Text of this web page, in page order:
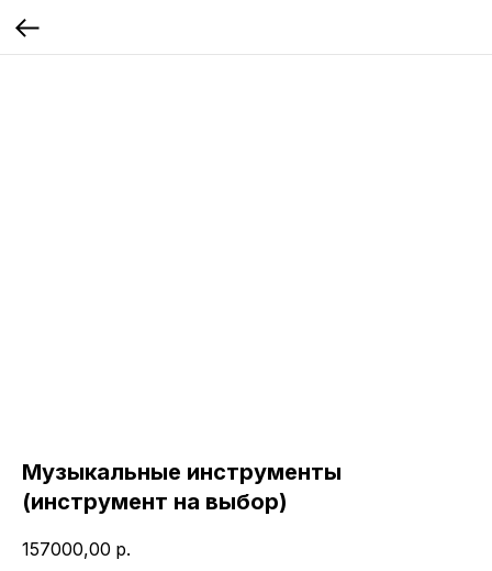
Музыкальные инструменты
(инструмент на выбор)
157000,00 р.